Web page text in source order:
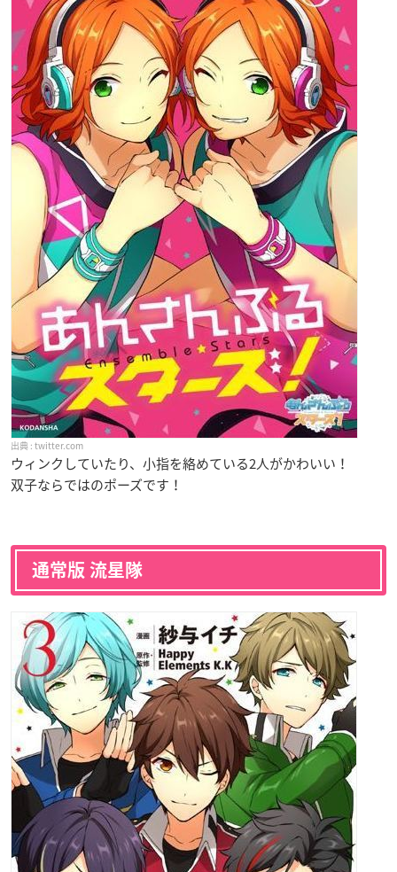
twitter.com
ウィンクしていたり、小指を絡めている2人がかわいい！
双子ならではのポーズです！
通常版 流星隊